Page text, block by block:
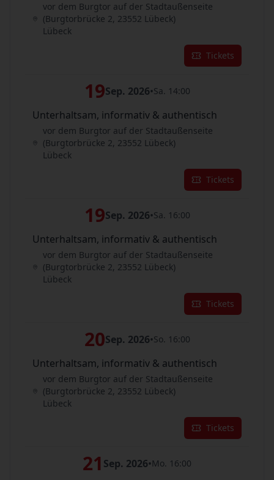
vor dem Burgtor auf der Stadtaußenseite
(Burgtorbrücke 2, 23552 Lübeck)
Lübeck
Tickets
19Sep. 2026•Sa. 14:00
Unterhaltsam, informativ & authentisch
vor dem Burgtor auf der Stadtaußenseite
(Burgtorbrücke 2, 23552 Lübeck)
Lübeck
Tickets
19Sep. 2026•Sa. 16:00
Unterhaltsam, informativ & authentisch
vor dem Burgtor auf der Stadtaußenseite
(Burgtorbrücke 2, 23552 Lübeck)
Lübeck
Tickets
20Sep. 2026•So. 16:00
Unterhaltsam, informativ & authentisch
vor dem Burgtor auf der Stadtaußenseite
(Burgtorbrücke 2, 23552 Lübeck)
Lübeck
Tickets
21 Sep. 2026•Mo. 16:00